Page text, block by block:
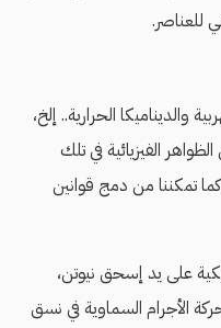
للعناصر.
والديناميكا الحرارية.. إلخ،
الفيزيائية في تلك
تمكننا من دمج قوانين
على يد إسحق نيوتن،
الأجرام السماوية في نسق